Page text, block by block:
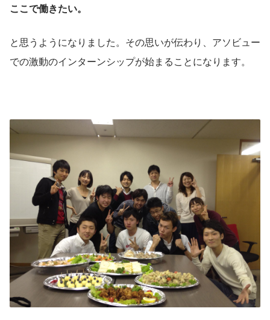
ここで働きたい。
と思うようになりました。その思いが伝わり、アソビュー
での激動のインターンシップが始まることになります。